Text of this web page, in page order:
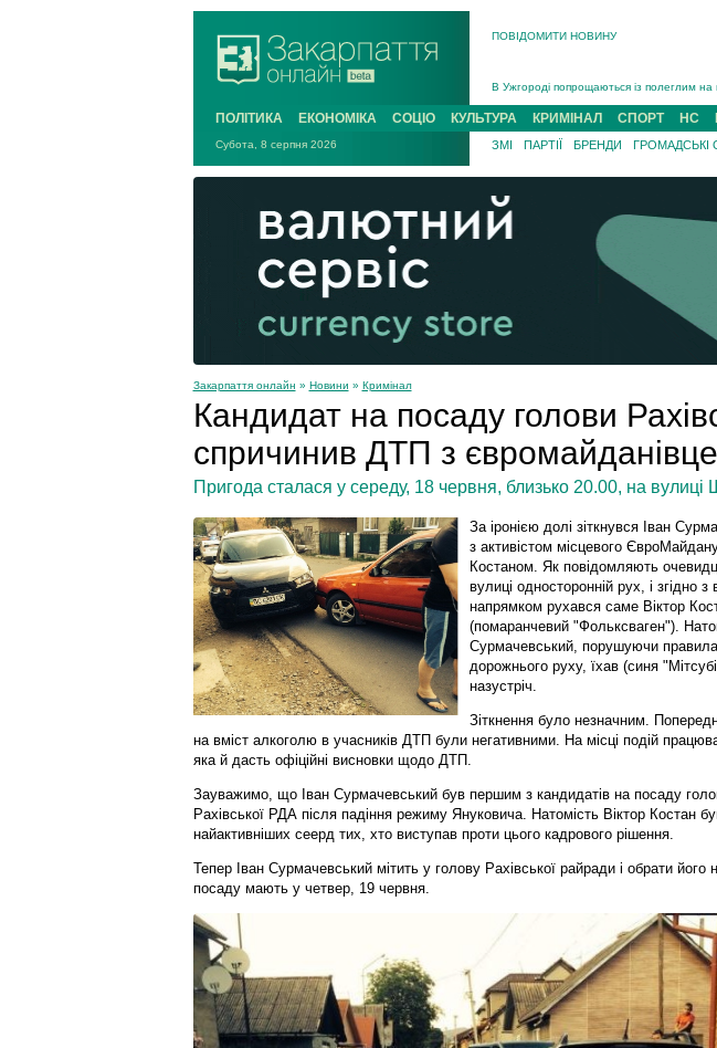
ПОВІДОМИТИ НОВИНУ
В Ужгороді попрощаються із полеглим
В Ужгороді 5 серпня попрощаються із
Підтвердили загибель захисника із
На війні з рф поліг військовий з
На Хустщині внаслідок ДТП за участі
Інструктора районного ТЦК на
ПОЛІТИКА ЕКОНОМІКА СОЦІО КУЛЬТУРА КРИМІНАЛ СПОРТ НС
Субота, 8 серпня 2026 ЗМІ ПАРТІЇ БРЕНДИ ГРОМАДСЬКІ
Закарпаття онлайн » Новини » Кримінал
Кандидат на посаду голови
спричинив ДТП з
Пригода сталася у середу, 18 червня, близько 20.00, на вулиці
За іронією долі зіткнувся Іван
з активістом місцевого
Костаном. Як повідомляють
вулиці односторонній рух, і згідно з
напрямком рухався саме Віктор
(помаранчевий "Фольксваген").
Сурмачевський, порушуючи правила
дорожнього руху, їхав (синя
назустріч.
Зіткнення було незначним.
на вміст алкоголю в учасників ДТП були негативними. На місці подій
яка й дасть офіційні висновки щодо ДТП.
Зауважимо, що Іван Сурмачевський був першим з кандидатів на посаду
Рахівської РДА після падіння режиму Януковича. Натомість Віктор Костан
найактивніших сеерд тих, хто виступав проти цього кадрового рішення.
Тепер Іван Сурмачевський мітить у голову Рахівської райради і обрати його
посаду мають у четвер, 19 червня.